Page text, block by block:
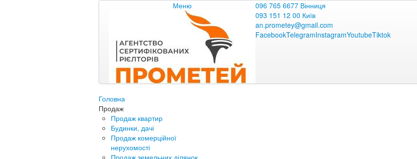
Меню
096 765 6677 Вінниця
093 151 12 00 Київ
an.prometey@gmail.com
FacebookTelegramInstagramYoutubeTiktok
Головна
Продаж
Продаж квартир
Будинки, дачі
Продаж комерційної
нерухомості
Продаж земельних ділянок